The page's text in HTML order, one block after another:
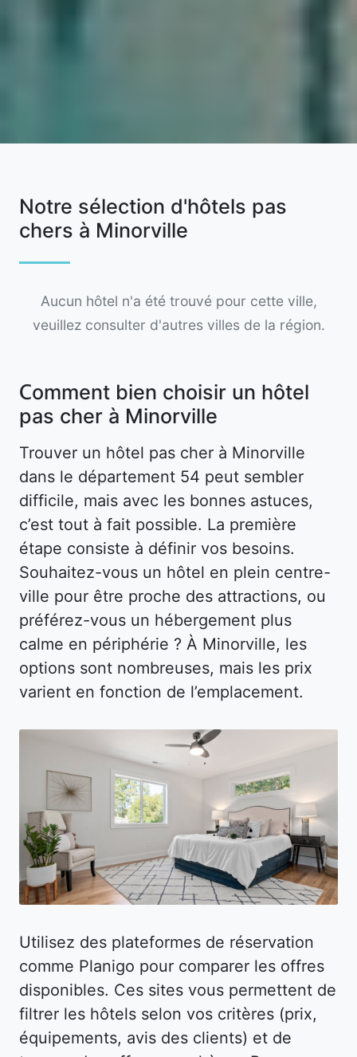
Notre sélection d'hôtels pas
chers à Minorville
Aucun hôtel n'a été trouvé pour cette ville,
veuillez consulter d'autres villes de la région.
Comment bien choisir un hôtel
pas cher à Minorville
Trouver un hôtel pas cher à Minorville
dans le département 54 peut sembler
difficile, mais avec les bonnes astuces,
c’est tout à fait possible. La première
étape consiste à définir vos besoins.
Souhaitez-vous un hôtel en plein centre-
ville pour être proche des attractions, ou
préférez-vous un hébergement plus
calme en périphérie ? À Minorville, les
options sont nombreuses, mais les prix
varient en fonction de l’emplacement.
Utilisez des plateformes de réservation
comme Planigo pour comparer les offres
disponibles. Ces sites vous permettent de
filtrer les hôtels selon vos critères (prix,
équipements, avis des clients) et de